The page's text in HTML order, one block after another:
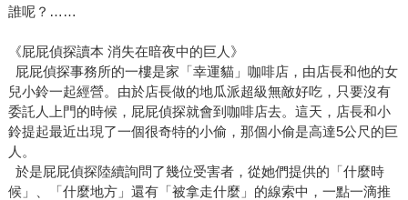
誰呢？……
《屁屁偵探讀本 消失在暗夜中的巨人》
屁屁偵探事務所的一樓是家「幸運貓」咖啡店，由店長和他的女
兒小鈴一起經營。由於店長做的地瓜派超級無敵好吃，只要沒有
委託人上門的時候，屁屁偵探就會到咖啡店去。這天，店長和小
鈴提起最近出現了一個很奇特的小偷，那個小偷是高達5公尺的巨
人。
於是屁屁偵探陸續詢問了幾位受害者，從她們提供的「什麼時
候」、「什麼地方」還有「被拿走什麼」的線索中，一點一滴推